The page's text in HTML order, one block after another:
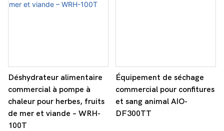
Déshydrateur alimentaire
commercial à pompe à
chaleur pour herbes, fruits
de mer et viande – WRH-
100T
Équipement de séchage
commercial pour confitures
et sang animal AIO-
DF300TT